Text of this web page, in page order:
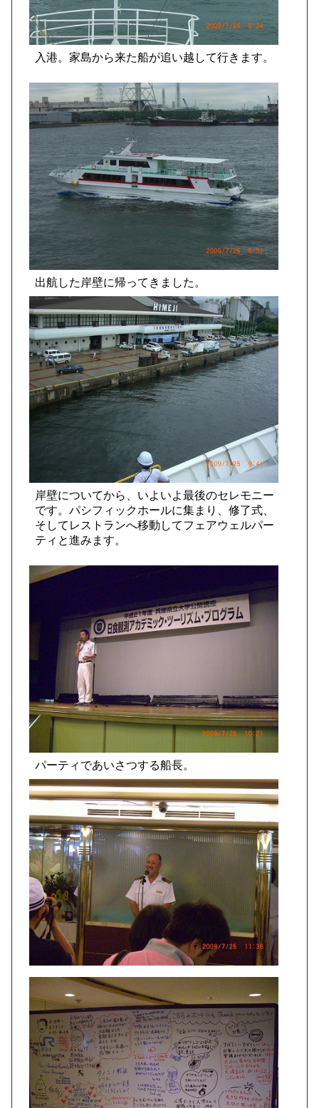
入港。家島から来た船が追い越して行きます。
出航した岸壁に帰ってきました。
岸壁についてから、いよいよ最後のセレモニー
です。パシフィックホールに集まり、修了式、
そしてレストランへ移動してフェアウェルパー
ティと進みます。
パーティであいさつする船長。